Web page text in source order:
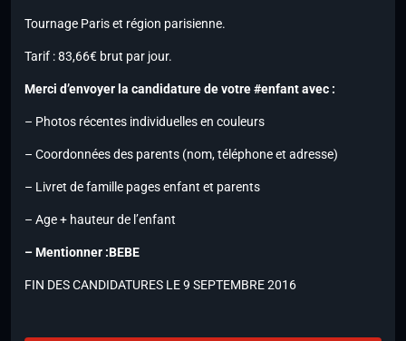
Tournage Paris et région parisienne.
Tarif : 83,66€ brut par jour.
Merci d’envoyer la candidature de votre #enfant avec :
– Photos récentes individuelles en couleurs
– Coordonnées des parents (nom, téléphone et adresse)
– Livret de famille pages enfant et parents
– Age + hauteur de l’enfant
– Mentionner :BEBE
FIN DES CANDIDATURES LE 9 SEPTEMBRE 2016